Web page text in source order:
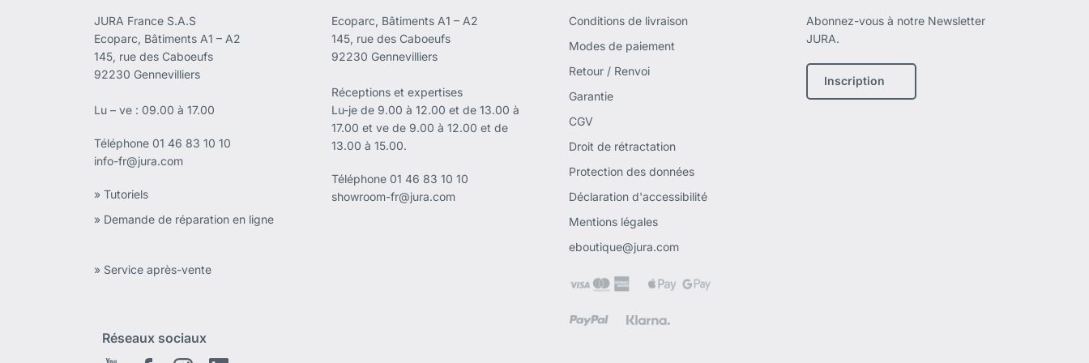
JURA France S.A.S
Ecoparc, Bâtiments A1 – A2
145, rue des Caboeufs
92230 Gennevilliers
Lu – ve : 09.00 à 17.00
Téléphone 01 46 83 10 10
info-fr@jura.com
» Tutoriels
» Demande de réparation en ligne
» Service après-vente
Ecoparc, Bâtiments A1 – A2
145, rue des Caboeufs
92230 Gennevilliers
Réceptions et expertises
Lu-je de 9.00 à 12.00 et de 13.00 à
17.00 et ve de 9.00 à 12.00 et de
13.00 à 15.00.
Téléphone 01 46 83 10 10
showroom-fr@jura.com
Conditions de livraison
Modes de paiement
Retour / Renvoi
Garantie
CGV
Droit de rétractation
Protection des données
Déclaration d'accessibilité
Mentions légales
eboutique@jura.com
Abonnez-vous à notre Newsletter
JURA.
Inscription
Réseaux sociaux